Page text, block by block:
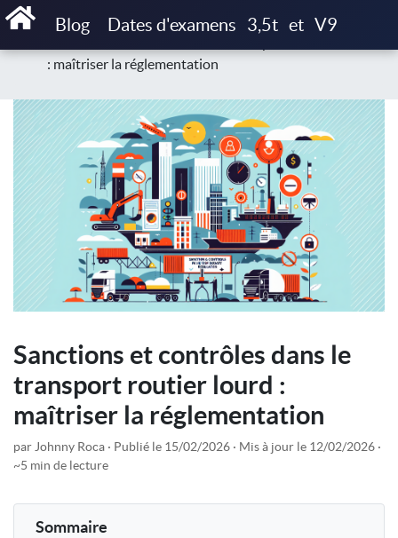
Blog Dates d'examens 3,5t et V9
Accueil Blog
Réglementation & cadre légal
: maîtriser la réglementation
Sanctions et contrôles dans le
transport routier lourd :
maîtriser la réglementation
par Johnny Roca Publié le 15/02/2026
Mis à jour le 12/02/2026
~5 min de lecture
Sommaire